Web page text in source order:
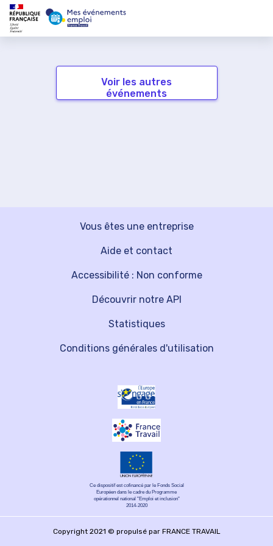
Voir les autres
événements
Vous êtes une entreprise
Découvrir notre API
Aide et contact
Statistiques
Accessibilité : Non conforme
Conditions générales d'utilisation
Ce dispositif est cofinancé par le Fonds Social
Européen dans le cadre du Programme
opérationnel national "Emploi et inclusion"
2014-2020
Copyright 2021 © propulsé par FRANCE TRAVAIL